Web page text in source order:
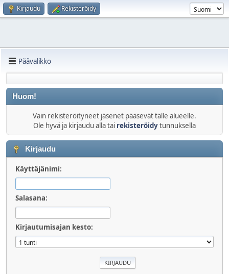
Kirjaudu Rekisteröidy
Päävalikko
Huom!
Vain rekisteröityneet jäsenet pääsevät tälle alueelle.
Ole hyvä ja kirjaudu alla tai rekisteröidytunnuksella
Kirjaudu
Käyttäjänimi:
Salasana:
Kirjautumisajan kesto: